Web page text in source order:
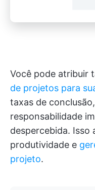
Você pode atribuir
de projetos para
taxas de
responsabilidade
despercebida. Isso
produtividade e
projeto.